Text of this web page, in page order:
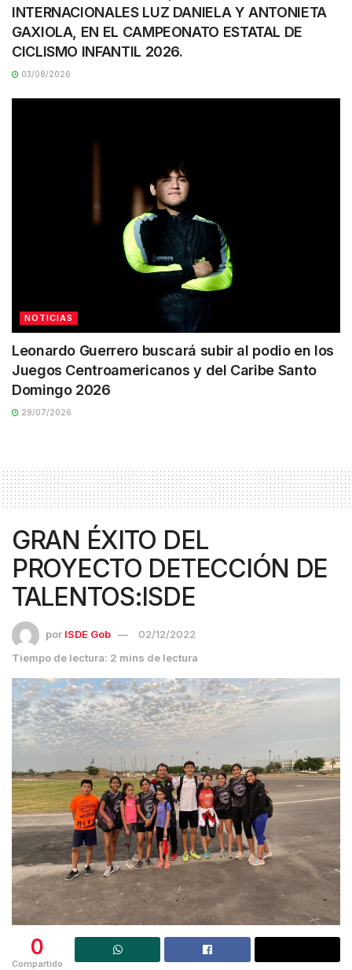
INTERNACIONALES LUZ DANIELA Y ANTONIETA
GAXIOLA, EN EL CAMPEONATO ESTATAL DE
CICLISMO INFANTIL 2026.
03/08/2026
NOTICIAS
Leonardo Guerrero buscará subir al podio en los
Juegos Centroamericanos y del Caribe Santo
Domingo 2026
29/07/2026
GRAN ÉXITO DEL
PROYECTO DETECCIÓN DE
TALENTOS:ISDE
por ISDE Gob
02/12/2022
Tiempo de lectura: 2 mins de lectura
0
Compartido